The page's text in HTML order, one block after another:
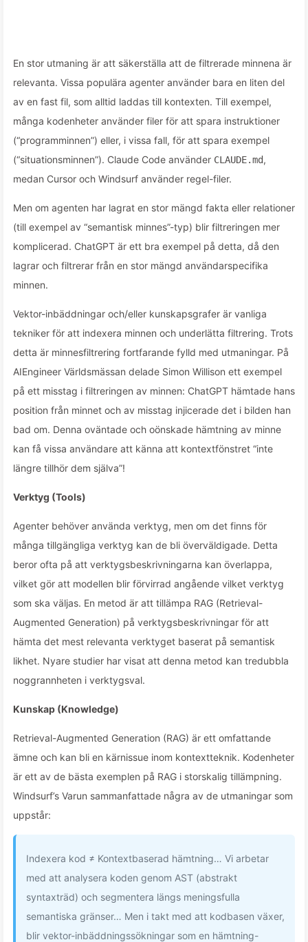
En stor utmaning är att säkerställa att de filtrerade minnena är
relevanta. Vissa populära agenter använder bara en liten del
av en fast fil, som alltid laddas till kontexten. Till exempel,
många kodenheter använder filer för att spara instruktioner
(“programminnen”) eller, i vissa fall, för att spara exempel
(“situationsminnen”). Claude Code använder CLAUDE.md,
medan Cursor och Windsurf använder regel-filer.
Men om agenten har lagrat en stor mängd fakta eller relationer
(till exempel av “semantisk minnes”-typ) blir filtreringen mer
komplicerad. ChatGPT är ett bra exempel på detta, då den
lagrar och filtrerar från en stor mängd användarspecifika
minnen.
Vektor-inbäddningar och/eller kunskapsgrafer är vanliga
tekniker för att indexera minnen och underlätta filtrering. Trots
detta är minnesfiltrering fortfarande fylld med utmaningar. På
AIEngineer Världsmässan delade Simon Willison ett exempel
på ett misstag i filtreringen av minnen: ChatGPT hämtade hans
position från minnet och av misstag injicerade det i bilden han
bad om. Denna oväntade och oönskade hämtning av minne
kan få vissa användare att känna att kontextfönstret “inte
längre tillhör dem själva”!
Verktyg (Tools)
Agenter behöver använda verktyg, men om det finns för
många tillgängliga verktyg kan de bli överväldigade. Detta
beror ofta på att verktygsbeskrivningarna kan överlappa,
vilket gör att modellen blir förvirrad angående vilket verktyg
som ska väljas. En metod är att tillämpa RAG (Retrieval-
Augmented Generation) på verktygsbeskrivningar för att
hämta det mest relevanta verktyget baserat på semantisk
likhet. Nyare studier har visat att denna metod kan tredubbla
noggrannheten i verktygsval.
Kunskap (Knowledge)
Retrieval-Augmented Generation (RAG) är ett omfattande
ämne och kan bli en kärnissue inom kontextteknik. Kodenheter
är ett av de bästa exemplen på RAG i storskalig tillämpning.
Windsurf’s Varun sammanfattade några av de utmaningar som
uppstår:
Indexera kod ≠ Kontextbaserad hämtning… Vi arbetar
med att analysera koden genom AST (abstrakt
syntaxträd) och segmentera längs meningsfulla
semantiska gränser… Men i takt med att kodbasen växer,
blir vektor-inbäddningssökningar som en hämtning-